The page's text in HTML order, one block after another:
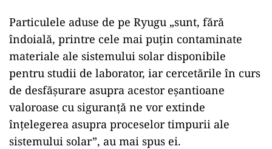
Particulele aduse de pe Ryugu „sunt, fără
îndoială, printre cele mai puţin contaminate
materiale ale sistemului solar disponibile
pentru studii de laborator, iar cercetările în curs
de desfăşurare asupra acestor eşantioane
valoroase cu siguranţă ne vor extinde
înţelegerea asupra proceselor timpurii ale
sistemului solar”, au mai spus ei.